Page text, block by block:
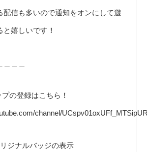
配信も多いので通知をオンにして遊
と嬉しいです！
の登録はこちら！
channel/
ジナルバッジの表示